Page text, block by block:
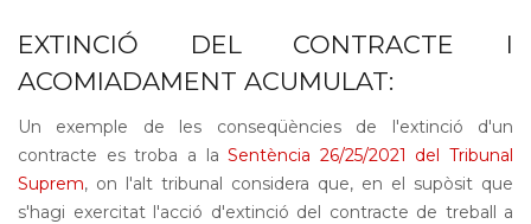
EXTINCIÓ DEL CONTRACTE I
ACOMIADAMENT ACUMULAT:
Un exemple de les conseqüències de l'extinció d'un
contracte es troba a laSentència 26/25/2021 del Tribunal
Suprem, on l'alt tribunal considera que, en el supòsit que
s'hagi exercitat l'acció d'extinció del contracte de treball a